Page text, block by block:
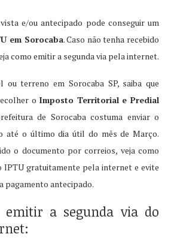
e/ou antecipado pode conseguir um
em Sorocaba. Caso não tenha recebido
como emitir a segunda via pela internet.
ou terreno em Sorocaba SP, saiba que
o Imposto Territorial e Predial
de Sorocaba costuma enviar o
até o último dia útil do mês de Março.
o documento por correios, veja como
IPTU gratuitamente pela internet e evite
pagamento antecipado.
emitir a segunda via do